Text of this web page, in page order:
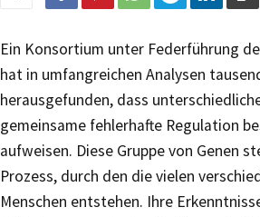
Ein Konsortium unter Federführung
hat in umfangreichen Analysen
herausgefunden, dass
gemeinsame fehlerhafte Regulation
aufweisen. Diese Gruppe von Genen
Prozess, durch den die vielen
Menschen entstehen. Ihre